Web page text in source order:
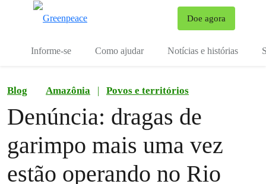
Doe agora
Informe-se Como ajudar Notícias e histórias
Blog Amazônia | Povos e territórios
Denúncia: dragas de
garimpo mais uma vez
estão operando no Rio